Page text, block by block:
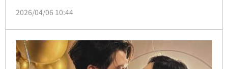
片，發文「珍惜當下美好的人事物」，並高喊再一個
悅全都寫在臉上。
2026/04/06 10:44